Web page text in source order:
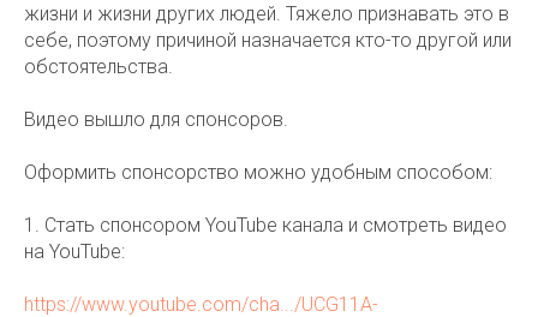
жизни и жизни других людей. Тяжело признавать это в
себе, поэтому причиной назначается кто-то другой или
обстоятельства.
Видео вышло для спонсоров.
Оформить спонсорство можно удобным способом:
1. Стать спонсором YouTube канала и смотреть видео
на YouTube:
https://www.youtube.com/cha.../UCG11A-